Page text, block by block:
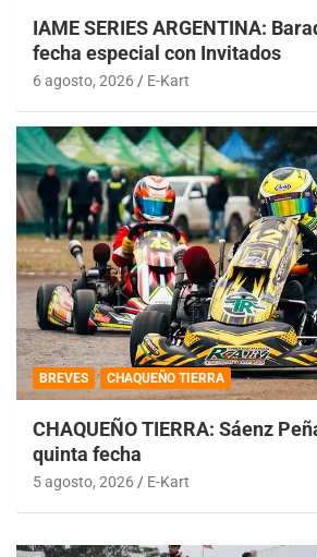
IAME SERIES ARGENTINA:
fecha especial con Invitados
6 agosto, 2026 E-Kart
BREVES CHAQUEÑO TIERRA
CHAQUEÑO TIERRA: Sáenz
quinta fecha
5 agosto, 2026 E-Kart